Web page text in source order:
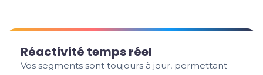
Réactivité temps réel
Vos segments sont toujours à jour, permettant